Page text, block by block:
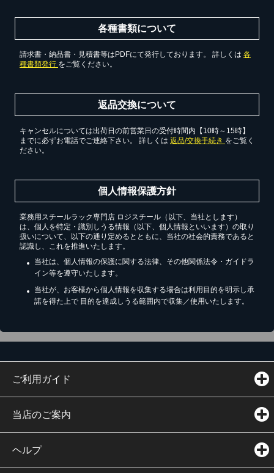
各種書類について
請求書・納品書・見積書等はPDFにて発行しております。 詳しくは 各
種書類発行 をご覧ください。
返品交換について
キャンセルについては出荷日の前営業日の受付時間内【10時～15時】
までに必ずお電話でご連絡下さい。 詳しくは 返品/交換手続き をご覧く
ださい。
個人情報保護方針
業務用スチールラック専門店 ロジスチール（以下、当社とします）
は、個人を特定・識別しうる情報（以下、個人情報といいます）の取り
扱いについて、以下の通り定めるとともに、当社の社会的責務であると
認識し、これを推進いたします。
当社は、個人情報の保護に関する法律、その他関係法令・ガイドラ
イン等を遵守いたします。
当社が、お客様から個人情報を収集する場合は利用目的を明示し承
諾を得た上で 目的を達成しうる範囲内で収集／使用いたします。
ご利用ガイド
当店のご案内
ヘルプ